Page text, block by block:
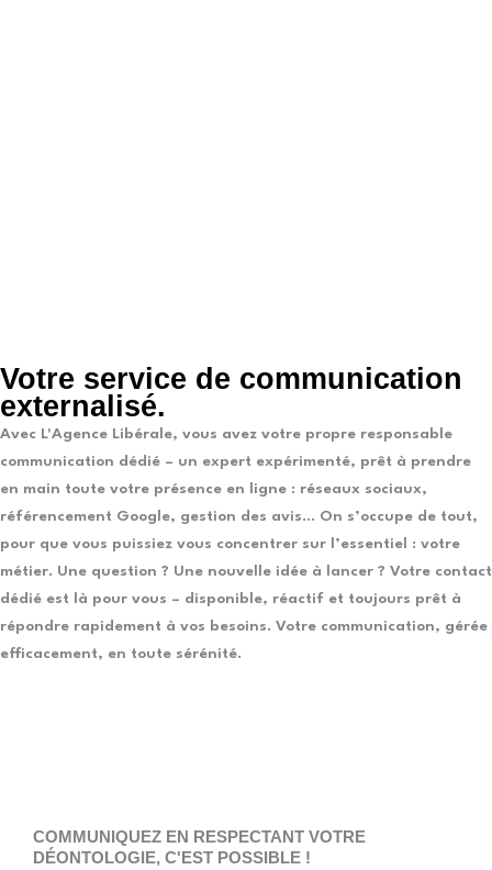
Votre service de communication
externalisé.
Avec L'Agence Libérale, vous avez votre propre responsable
communication dédié – un expert expérimenté, prêt à prendre
en main toute votre présence en ligne : réseaux sociaux,
référencement Google, gestion des avis… On s’occupe de tout,
pour que vous puissiez vous concentrer sur l’essentiel : votre
métier. Une question ? Une nouvelle idée à lancer ? Votre contact
dédié est là pour vous – disponible, réactif et toujours prêt à
répondre rapidement à vos besoins. Votre communication, gérée
efficacement, en toute sérénité.
COMMUNIQUEZ EN RESPECTANT VOTRE
DÉONTOLOGIE, C'EST POSSIBLE !